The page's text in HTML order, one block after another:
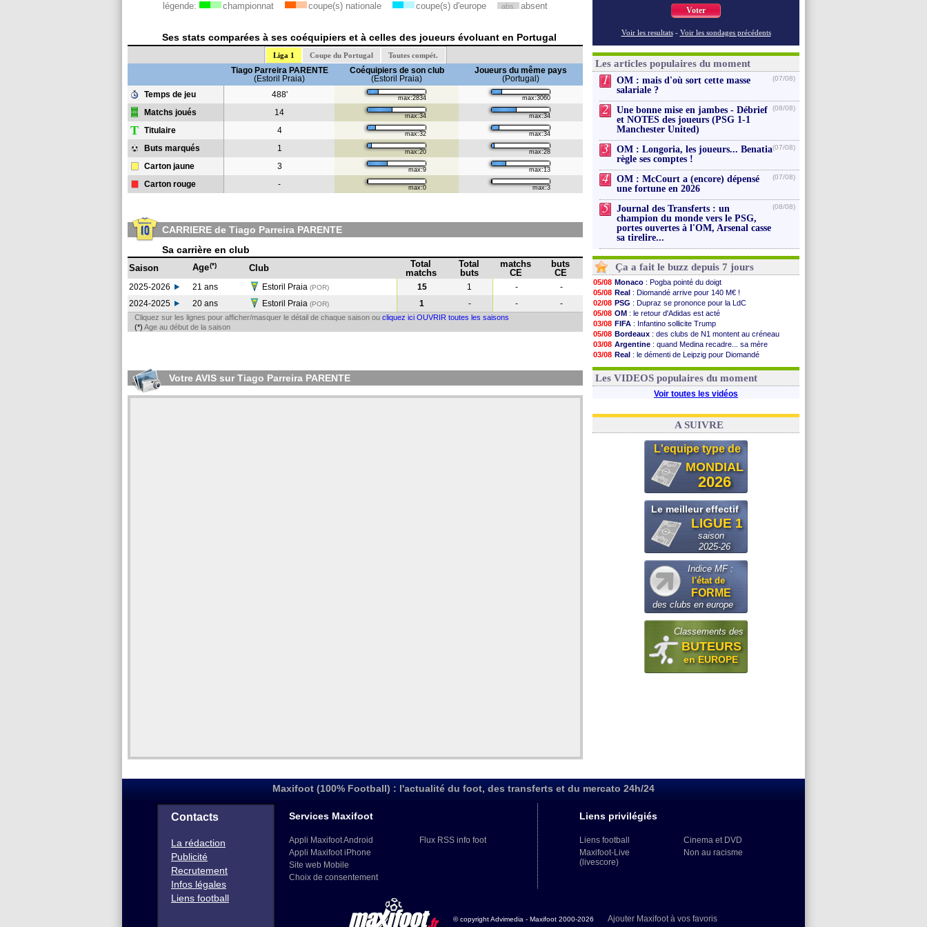
légende: championnat coupe(s) nationale coupe(s) d'europe abs. absent
Ses stats comparées à ses coéquipiers et à celles des joueurs évoluant en Portugal
Liga 1 Coupe du Portugal Toutes compét.
Tiago Parreira PARENTE
(Estoril Praia)
Coéquipiers de son club
(Estoril Praia)
Joueurs du même pays
(Portugal)
Temps de jeu
488' max:2834 max:3060
Matchs joués 14 max:34 max:34
T Titulaire 4 max:32 max:34
Buts marqués 1 max:20 max:28
Carton jaune 3 max:9 max:13
Carton rouge - max:0 max:3
CARRIERE de Tiago Parreira PARENTE
Sa carrière en club
Saison Age(*) Club
Total
matchs
Total
buts
matchs
CE
buts
CE
2025-2026 21 ans Estoril Praia (POR) 15 1 -
-
2024-2025
20 ans Estoril Praia (POR) 1 - - -
Cliquez sur les lignes pour afficher/masquer le détail de chaque saison ou cliquez ici OUVRIR toutes les saisons
(*) Age au début de la saison
Votre AVIS sur Tiago Parreira PARENTE
Voter
Voir les resultats - Voir les sondages précédents
Les articles populaires du moment
1
OM : mais d'où sort cette masse
salariale ?
(07/08)
2
Une bonne mise en jambes - Débrief
et NOTES des joueurs (PSG 1-1
Manchester United)
(08/08)
3
OM : Longoria, les joueurs... Benatia
règle ses comptes !
(07/08)
4
OM : McCourt a (encore) dépensé
une fortune en 2026
(07/08)
5
Journal des Transferts : un
champion du monde vers le PSG,
portes ouvertes à l'OM, Arsenal casse
sa tirelire...
(08/08)
Ça a fait le buzz depuis 7 jours
05/08 Monaco : Pogba pointé du doigt
05/08 Real : Diomandé arrive pour 140 M€ !
02/08 PSG : Dupraz se prononce pour la LdC
05/08 OM : le retour d'Adidas est acté
03/08 FIFA : Infantino sollicite Trump
05/08 Bordeaux : des clubs de N1 montent au créneau
03/08 Argentine : quand Medina recadre... sa mère
03/08 Real : le démenti de Leipzig pour Diomandé
03/08 OM: Paixão attire un 2e club anglais
Les VIDEOS populaires du moment
Voir toutes les vidéos
A SUIVRE
L'equipe type de
MONDIAL
2026
Le meilleur effectif
LIGUE 1
saison
2025-26
Indice MF :
l'état de
FORME
des clubs en europe
Classements des
BUTEURS
en EUROPE
Maxifoot (100% Football) : l'actualité du foot, des transferts et du mercato 24h/24
Contacts
La rédaction
Publicité
Recrutement
Infos légales
Liens football
Services Maxifoot
Appli Maxifoot Android
Appli Maxifoot iPhone
Site web Mobile
Choix de consentement
Flux RSS info foot
Liens privilégiés
Liens football
Maxifoot-Live
(livescore)
Cinema et DVD
Non au racisme
© copyright Advimedia - Maxifoot 2000-2026 Ajouter Maxifoot à vos favoris